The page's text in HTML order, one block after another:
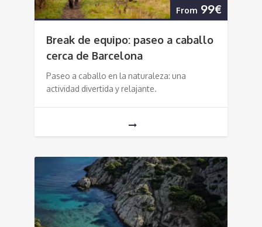
From 99€
Break de equipo: paseo a caballo
cerca de Barcelona
Paseo a caballo en la naturaleza: una
actividad divertida y relajante.